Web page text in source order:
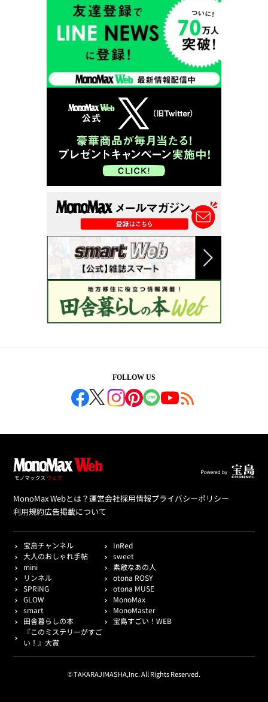
FOLLOW US
MonoMax Webとは？運営会社採用情報プライバシーポリシー
利用規約広告掲載について
宝島チャンネル
InRed
大人のおしゃれ手帖
sweet
mini
素敵なあの人
リンネル
otona ROSY
SPRiNG
otona MUSE
GLOW
MonoMax
smart
MonoMaster
田舎暮らしの本
宝島すごい！WEB
『このミステリーがすご
い！』大賞
© TAKARAJIMASHA,Inc. All Rights Reserved.